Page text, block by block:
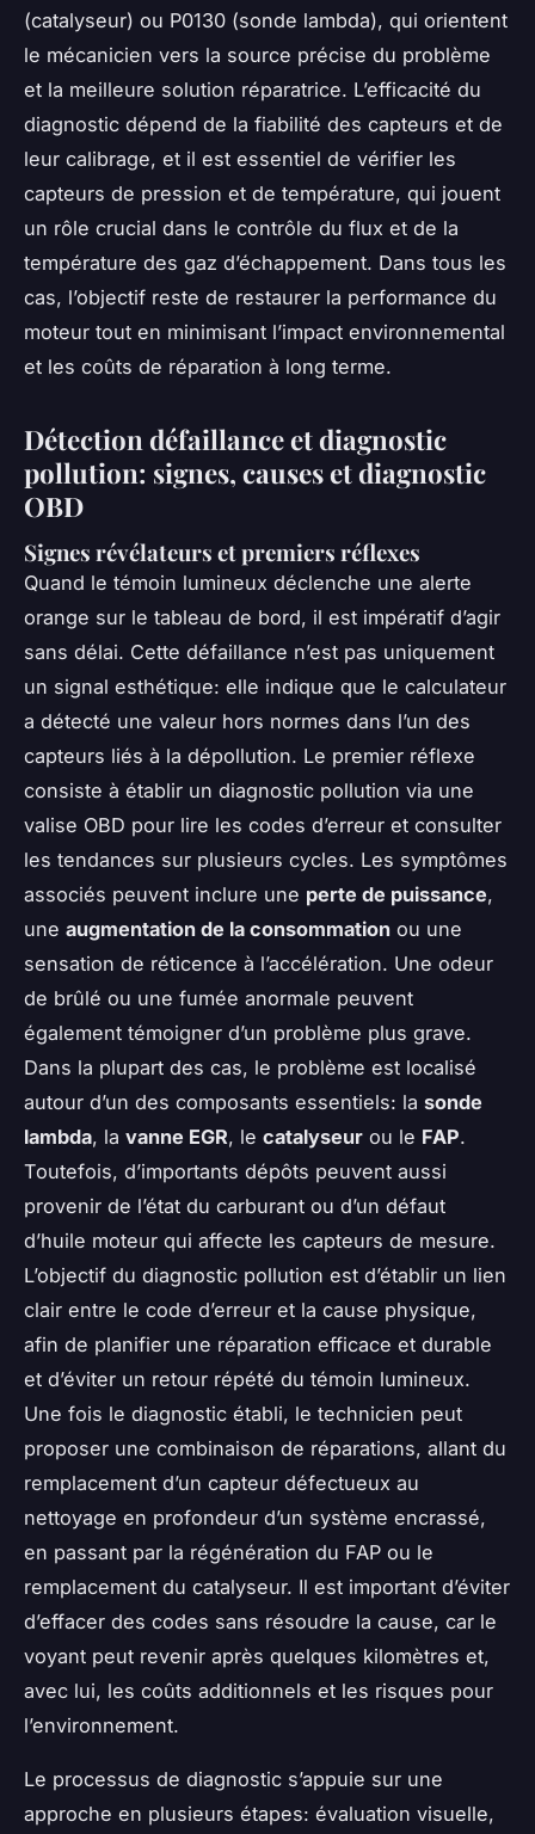
(catalyseur) ou P0130 (sonde lambda), qui orientent
le mécanicien vers la source précise du problème
et la meilleure solution réparatrice. L’efficacité du
diagnostic dépend de la fiabilité des capteurs et de
leur calibrage, et il est essentiel de vérifier les
capteurs de pression et de température, qui jouent
un rôle crucial dans le contrôle du flux et de la
température des gaz d’échappement. Dans tous les
cas, l’objectif reste de restaurer la performance du
moteur tout en minimisant l’impact environnemental
et les coûts de réparation à long terme.
Détection défaillance et diagnostic
pollution: signes, causes et diagnostic
OBD
Signes révélateurs et premiers réflexes
Quand le témoin lumineux déclenche une alerte
orange sur le tableau de bord, il est impératif d’agir
sans délai. Cette défaillance n’est pas uniquement
un signal esthétique: elle indique que le calculateur
a détecté une valeur hors normes dans l’un des
capteurs liés à la dépollution. Le premier réflexe
consiste à établir un diagnostic pollution via une
valise OBD pour lire les codes d’erreur et consulter
les tendances sur plusieurs cycles. Les symptômes
associés peuvent inclure une perte de puissance,
une augmentation de la consommation ou une
sensation de réticence à l’accélération. Une odeur
de brûlé ou une fumée anormale peuvent
également témoigner d’un problème plus grave.
Dans la plupart des cas, le problème est localisé
autour d’un des composants essentiels: la sonde
lambda, la vanne EGR, le catalyseur ou le FAP.
Toutefois, d’importants dépôts peuvent aussi
provenir de l’état du carburant ou d’un défaut
d’huile moteur qui affecte les capteurs de mesure.
L’objectif du diagnostic pollution est d’établir un lien
clair entre le code d’erreur et la cause physique,
afin de planifier une réparation efficace et durable
et d’éviter un retour répété du témoin lumineux.
Une fois le diagnostic établi, le technicien peut
proposer une combinaison de réparations, allant du
remplacement d’un capteur défectueux au
nettoyage en profondeur d’un système encrassé,
en passant par la régénération du FAP ou le
remplacement du catalyseur. Il est important d’éviter
d’effacer des codes sans résoudre la cause, car le
voyant peut revenir après quelques kilomètres et,
avec lui, les coûts additionnels et les risques pour
l’environnement.
Le processus de diagnostic s’appuie sur une
approche en plusieurs étapes: évaluation visuelle,